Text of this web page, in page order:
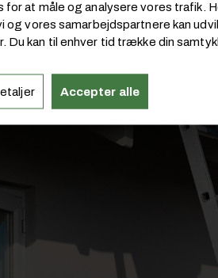
for at måle og analysere vores trafik.
og vores samarbejdspartnere kan
Du kan til enhver tid trække din
Accepter alle